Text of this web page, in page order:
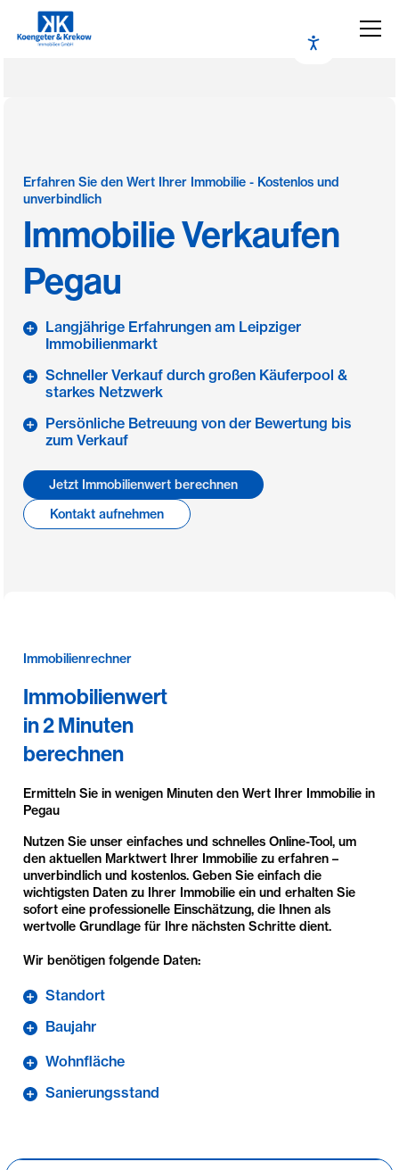
Erfahren Sie den Wert Ihrer Immobilie - Kostenlos und
unverbindlich
Immobilie Verkaufen
Pegau
Langjährige Erfahrungen am Leipziger
Immobilienmarkt
Schneller Verkauf durch großen Käuferpool &
starkes Netzwerk
Persönliche Betreuung von der Bewertung bis
zum Verkauf
Jetzt Immobilienwert berechnen
Kontakt aufnehmen
Immobilienrechner
Immobilienwert
in 2 Minuten
berechnen
Ermitteln Sie in wenigen Minuten den Wert Ihrer Immobilie in
Pegau
Nutzen Sie unser einfaches und schnelles Online-Tool, um
den aktuellen Marktwert Ihrer Immobilie zu erfahren –
unverbindlich und kostenlos. Geben Sie einfach die
wichtigsten Daten zu Ihrer Immobilie ein und erhalten Sie
sofort eine professionelle Einschätzung, die Ihnen als
wertvolle Grundlage für Ihre nächsten Schritte dient.
Wir benötigen folgende Daten:
Standort
Baujahr
Wohnfläche
Sanierungsstand